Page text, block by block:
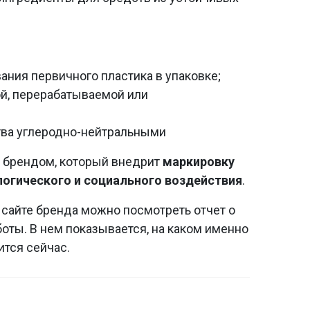
первичного пластика в упаковке;
перерабатываемой или
углеродно-нейтральными
который внедрит маркировку
и социального воздействия.
бренда можно посмотреть отчет о
В нем показывается, на каком именно
сейчас.